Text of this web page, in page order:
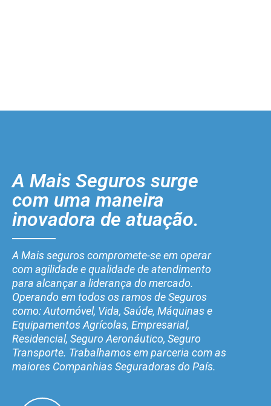
A Mais Seguros surge
com uma maneira
inovadora de atuação.
A Mais seguros compromete-se em operar
com agilidade e qualidade de atendimento
para alcançar a liderança do mercado.
Operando em todos os ramos de Seguros
como: Automóvel, Vida, Saúde, Máquinas e
Equipamentos Agrícolas, Empresarial,
Residencial, Seguro Aeronáutico, Seguro
Transporte. Trabalhamos em parceria com as
maiores Companhias Seguradoras do País.